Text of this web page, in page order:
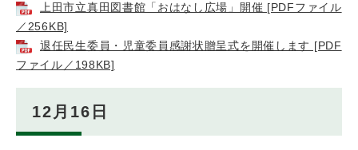
上田市立真田図書館「おはなし広場」開催 [PDFファイル
／256KB]
退任民生委員・児童委員感謝状贈呈式を開催します [PDF
ファイル／198KB]
12月16日